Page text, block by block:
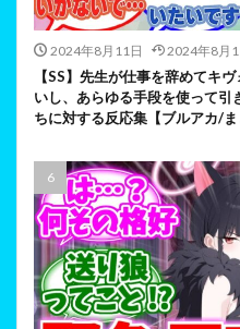
2024年8月11日 2024年8月
【SS】先生が仕事を辞めてキ
いし、あらゆる手段を使って引
ちに対する反応集【ブルアカ/ま